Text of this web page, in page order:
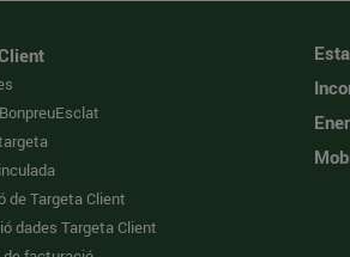
de Targeta Client
dades Targeta Client